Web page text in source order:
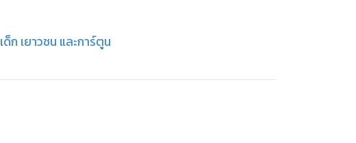
เด็ก เยาวชน และการ์ตูน